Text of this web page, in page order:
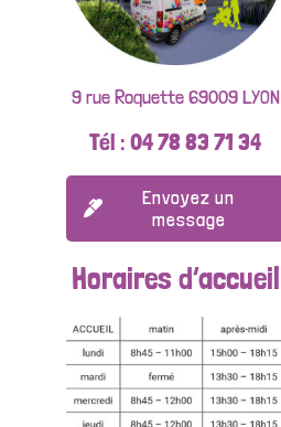
9 rue Roquette 69009 LYON
Tél : 04 78 83 71 34
Envoyez un
message
Horaires d’accueil